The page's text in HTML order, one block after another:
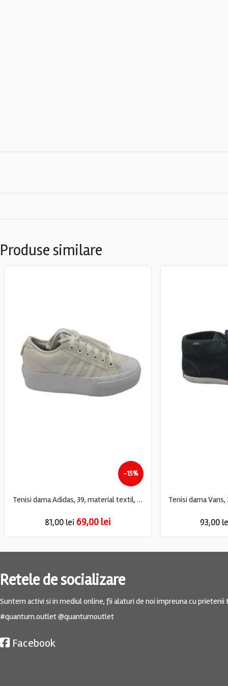
Produse similare
-15%
Tenisi dama Adidas, 39, material textil, alb
81,00lei 69,00 lei 93,00
Retele de socializare
Suntem activi si in mediul online, fii alaturi de noi impreuna cu prietenii
#quantum.outlet @quantumoutlet
Facebook